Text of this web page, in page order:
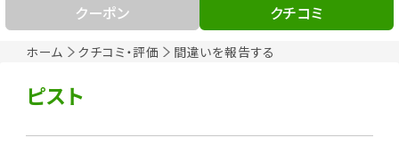
ホーム クチコミ・評価 間違いを報告する
クーポン
クチコミ
ピスト